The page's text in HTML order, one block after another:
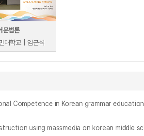
문법론
대학교 | 임근석
Competence in Korean grammar education